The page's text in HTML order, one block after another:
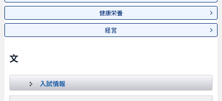
健康栄養
経営
文
入試情報